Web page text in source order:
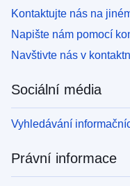
Kontaktujte nás na
Napište nám pomocí
Navštivte nás v
Sociální média
Vyhledávání
Právní informace